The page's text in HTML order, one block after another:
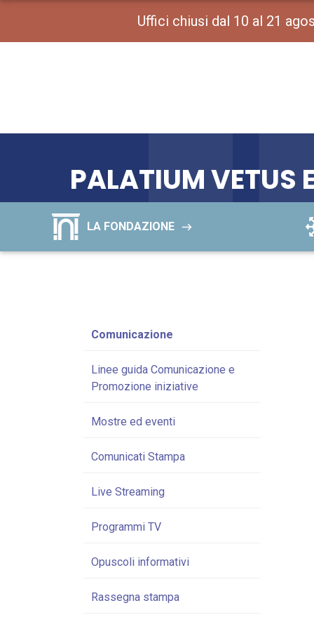
Uffici chiusi dal 10 al 21
PALATIUM VETUS
LA FONDAZIONE
Comunicazione
Linee guida Comunicazione e
Promozione iniziative
Mostre ed eventi
Comunicati Stampa
Live Streaming
Programmi TV
Opuscoli informativi
Rassegna stampa